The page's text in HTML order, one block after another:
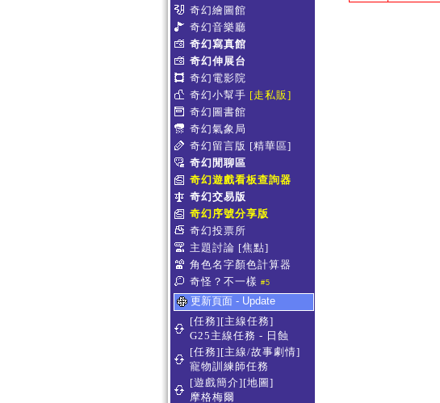
奇幻繪圖館
奇幻音樂廳
奇幻寫真館
奇幻伸展台
奇幻電影院
奇幻小幫手 [走私販]
奇幻圖書館
奇幻氣象局
奇幻留言版 [精華區]
奇幻閒聊區
奇幻遊戲看板查詢器
奇幻交易版
奇幻序號分享版
奇幻投票所
主題討論 [焦點]
角色名字顏色計算器
奇怪？不一樣 #5
更新頁面 - Update
[任務][主線任務]
G25主線任務 - 日蝕
[任務][主線/故事劇情]
寵物訓練師任務
[遊戲簡介][地圖]
摩格梅爾